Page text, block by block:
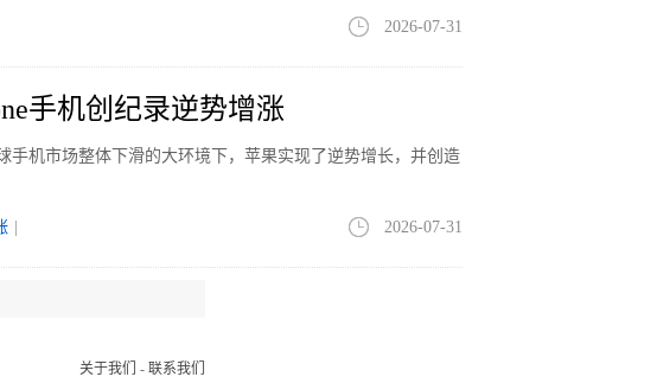
2026-07-31
手机创纪录逆势增涨
手机市场整体下滑的大环境下，苹果实现了逆势增长，并创造
2026-07-31
Pro双旗舰满血性能
将于8月11日举办新品发布会。官方介绍，该系列主打满血性
关于我们 - 联系我们